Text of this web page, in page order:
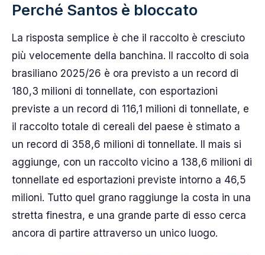
Perché Santos è bloccato
La risposta semplice è che il raccolto è cresciuto
più velocemente della banchina. Il raccolto di soia
brasiliano 2025/26 è ora previsto a un record di
180,3 milioni di tonnellate, con esportazioni
previste a un record di 116,1 milioni di tonnellate, e
il raccolto totale di cereali del paese è stimato a
un record di 358,6 milioni di tonnellate. Il mais si
aggiunge, con un raccolto vicino a 138,6 milioni di
tonnellate ed esportazioni previste intorno a 46,5
milioni. Tutto quel grano raggiunge la costa in una
stretta finestra, e una grande parte di esso cerca
ancora di partire attraverso un unico luogo.